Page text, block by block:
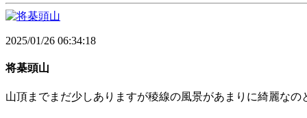
2025/01/26 06:34:18
将棊頭山
山頂までまだ少しありますが稜線の風景があまりに綺麗な